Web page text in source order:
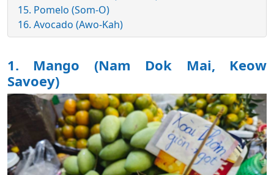
15. Pomelo (Som-O)
16. Avocado (Awo-Kah)
1.
Mango (Nam Dok Mai, Keow
Savoey)